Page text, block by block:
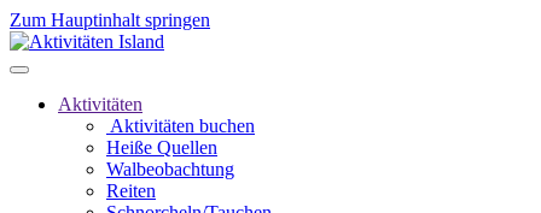
Zum Hauptinhalt springen
Aktivitäten
Aktivitäten buchen
Heiße Quellen
Walbeobachtung
Reiten